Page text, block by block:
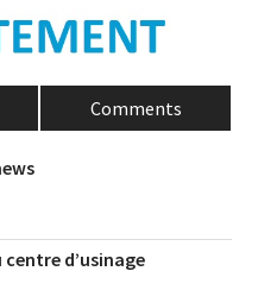
Comments
d’usinage